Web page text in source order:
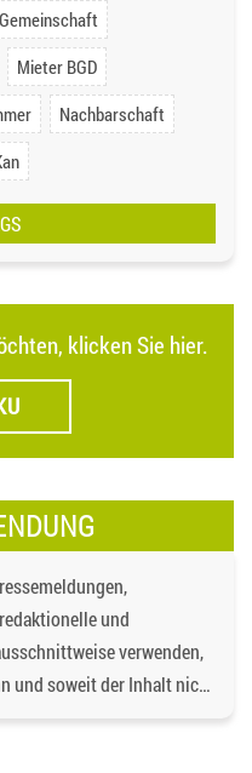
Gemeinschaft
Mieter BGD
Nachbarschaft
klicken Sie hier.
und
verwenden,
und soweit der Inhalt nicht